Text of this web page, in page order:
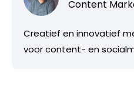
Content
Creatief en innovatief
voor content- en